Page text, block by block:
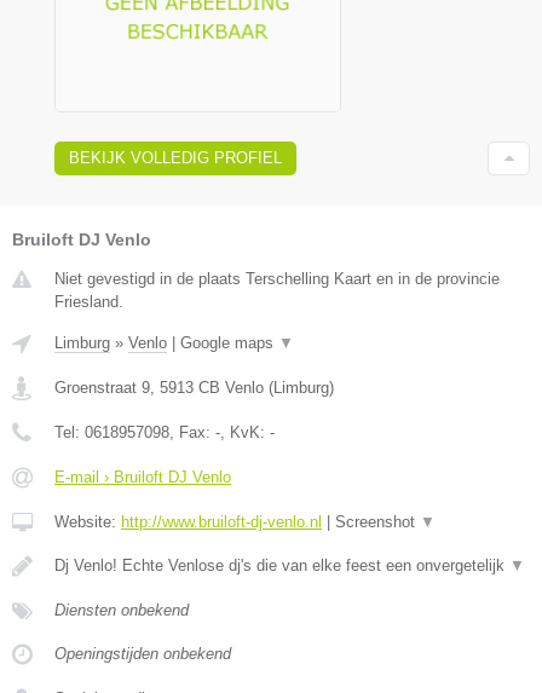
BEKIJK VOLLEDIG PROFIEL
Bruiloft DJ Venlo
Niet gevestigd in de plaats Terschelling Kaart en in de provincie
Friesland.
Limburg » Venlo Google maps ▼
Groenstraat 9, 5913 CB Venlo (Limburg)
Tel: 0618957098, Fax: -, KvK: -
E-mail › Bruiloft DJ Venlo
Website: http://www.bruiloft-dj-venlo.nl Screenshot ▼
Dj Venlo! Echte Venlose dj's die van elke feest een onvergetelijk ▼
Diensten onbekend
Openingstijden onbekend